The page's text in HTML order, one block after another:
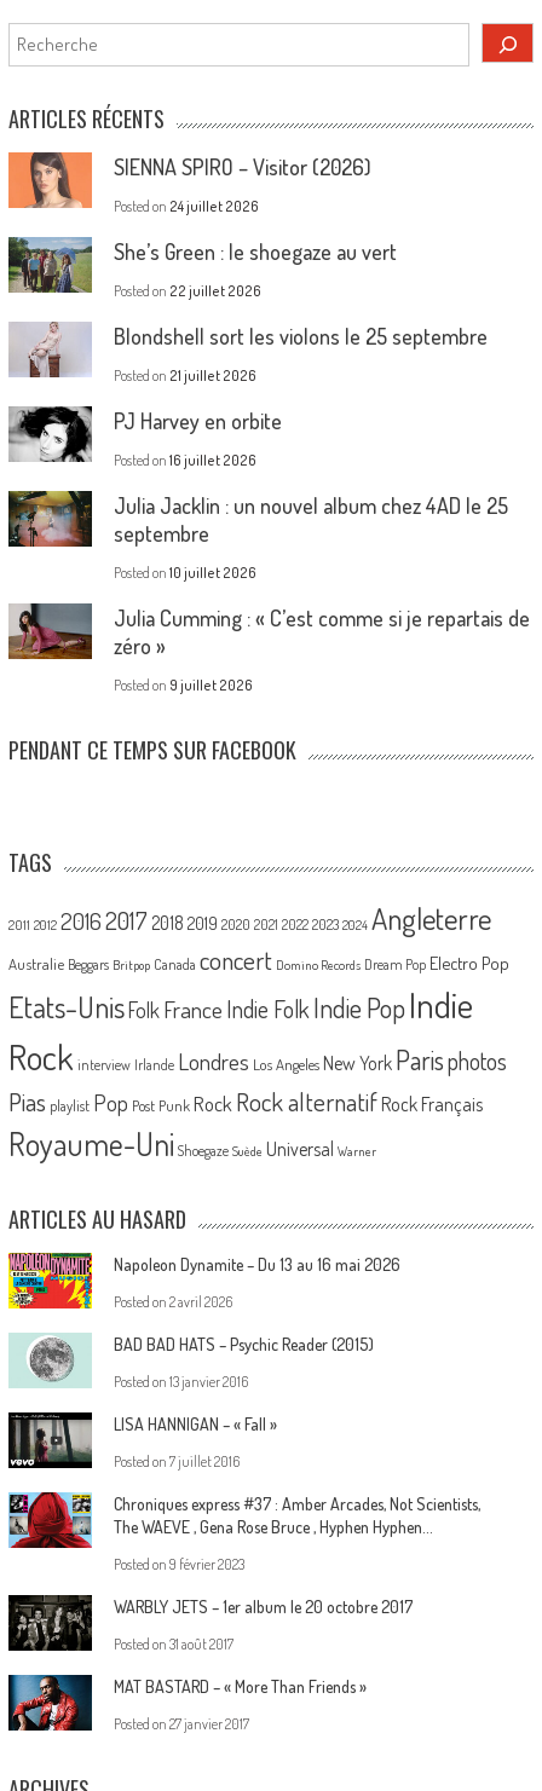
Rechercher
ARTICLES RÉCENTS
SIENNA SPIRO – Visitor (2026)
Posted on 24 juillet 2026
She’s Green : le shoegaze au vert
Posted on 22 juillet 2026
Blondshell sort les violons le 25 septembre
Posted on 21 juillet 2026
PJ Harvey en orbite
Posted on 16 juillet 2026
Julia Jacklin : un nouvel album chez 4AD le 25
septembre
Posted on 10 juillet 2026
Julia Cumming : « C’est comme si je repartais de
zéro »
Posted on 9 juillet 2026
PENDANT CE TEMPS SUR FACEBOOK
TAGS
2011 2012 20162017 2018 2019 2020 2021 2022 2023 2024 Angleterre
Australie Beggars Britpop Canada concert Domino Records Dream Pop Electro Pop
Etats-UnisFolk France Indie Folk Indie PopIndie
Rock interview Irlande Londres Los Angeles New York Parisphotos
Pias playlist Pop Post Punk Rock Rock alternatif Rock Français
Royaume-Uni Shoegaze Suède Universal Warner
ARTICLES AU HASARD
Napoleon Dynamite – Du 13 au 16 mai 2026
Posted on 2 avril 2026
BAD BAD HATS – Psychic Reader (2015)
Posted on 13 janvier 2016
LISA HANNIGAN – « Fall »
Posted on 7 juillet 2016
Chroniques express #37 : Amber Arcades, Not Scientists,
The WAEVE , Gena Rose Bruce , Hyphen Hyphen…
Posted on 9 février 2023
WARBLY JETS – 1er album le 20 octobre 2017
Posted on 31 août 2017
MAT BASTARD – « More Than Friends »
Posted on 27 janvier 2017